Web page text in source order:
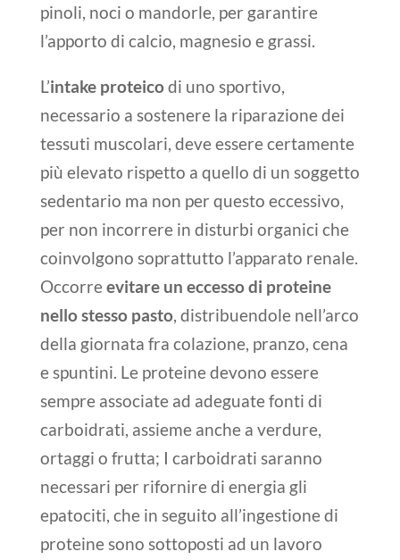
pinoli, noci o mandorle, per garantire
l’apporto di calcio, magnesio e grassi.
L’intake proteicodi uno sportivo,
necessario a sostenere la riparazione dei
tessuti muscolari, deve essere certamente
più elevato rispetto a quello di un soggetto
sedentario ma non per questo eccessivo,
per non incorrere in disturbi organici che
coinvolgono soprattutto l’apparato renale.
Occorreevitare un eccesso di proteine
nello stesso pasto, distribuendole nell’arco
della giornata fra colazione, pranzo, cena
e spuntini. Le proteine devono essere
sempre associate ad adeguate fonti di
carboidrati, assieme anche a verdure,
ortaggi o frutta; I carboidrati saranno
necessari per rifornire di energia gli
epatociti, che in seguito all’ingestione di
proteine sono sottoposti ad un lavoro